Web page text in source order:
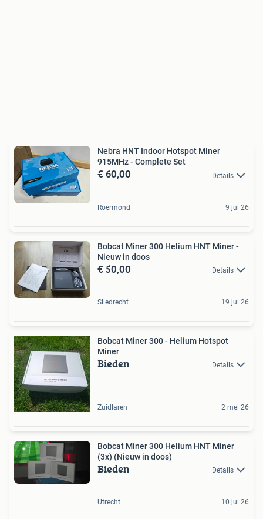
Nebra HNT Indoor Hotspot Miner
915MHz - Complete Set
€ 60,00 Details
Roermond 9 jul 26
Bobcat Miner 300 Helium HNT Miner -
Nieuw in doos
€ 50,00 Details
Sliedrecht 19 jul 26
Bobcat Miner 300 - Helium Hotspot
Miner
Bieden Details
Zuidlaren 2 mei 26
Bobcat Miner 300 Helium HNT Miner
(3x) (Nieuw in doos)
Bieden Details
Utrecht 10 jul 26